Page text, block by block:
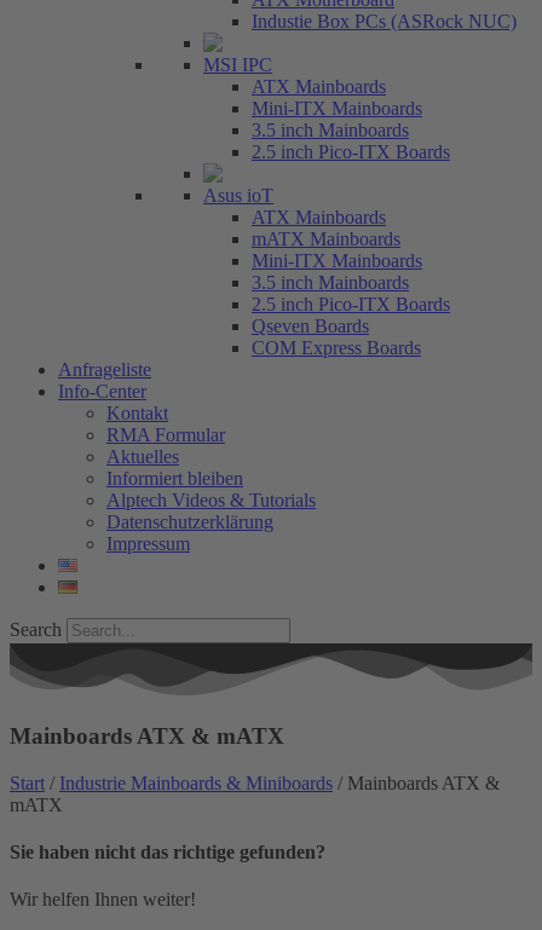
Industie Box PCs (ASRock NUC)
MSI IPC
ATX Mainboards
Mini-ITX Mainboards
3.5 inch Mainboards
2.5 inch Pico-ITX Boards
Asus ioT
ATX Mainboards
mATX Mainboards
Mini-ITX Mainboards
3.5 inch Mainboards
2.5 inch Pico-ITX Boards
Qseven Boards
COM Express Boards
Anfrageliste
Info-Center
Kontakt
RMA Formular
Aktuelles
Informiert bleiben
Alptech Videos & Tutorials
Datenschutzerklärung
Impressum
Search
Mainboards ATX & mATX
Start / Industrie Mainboards & Miniboards / Mainboards ATX &
mATX
Sie haben nicht das richtige gefunden?
Wir helfen Ihnen weiter!